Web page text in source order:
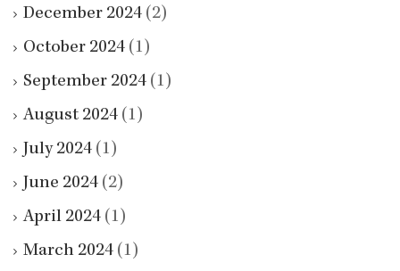
December 2024 (2)
October 2024 (1)
September 2024 (1)
August 2024 (1)
July 2024 (1)
June 2024 (2)
April 2024 (1)
March 2024 (1)